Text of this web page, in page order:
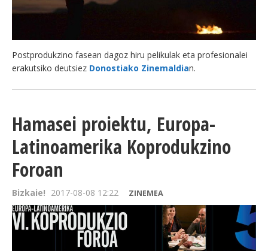
Postprodukzino fasean dagoz hiru pelikulak eta profesionalei
erakutsiko deutsiez Donostiako Zinemaldian.
Hamasei proiektu, Europa-
Latinoamerika Koprodukzino
Foroan
Bizkaie! 2017-08-08 12:22 ZINEMEA